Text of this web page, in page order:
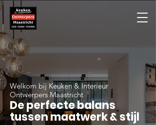
Welkom bij Keuken & Interieur
Ontwerpers Maastricht
De perfecte balans
tussen maatwerk & stijl